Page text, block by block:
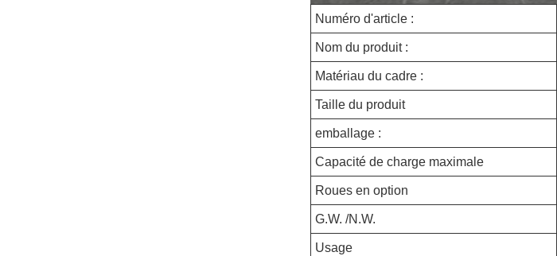
Numéro d'article :
Nom du produit :
Matériau du cadre :
Taille du produit
emballage :
Capacité de charge maximale
Roues en option
G.W. /N.W.
Usage